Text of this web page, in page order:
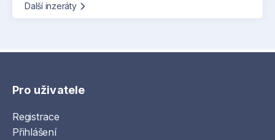
Další inzeráty
Pro uživatele
Registrace
Přihlášení